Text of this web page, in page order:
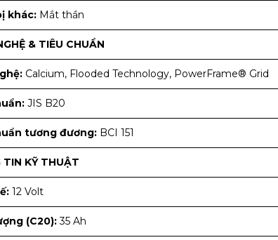
khác: Mắt thần
& TIÊU CHUẨN
Calcium, Flooded Technology, PowerFrame® Grid
JIS B20
tương đương: BCI 151
TIN KỸ THUẬT
12 Volt
(C20):35 Ah